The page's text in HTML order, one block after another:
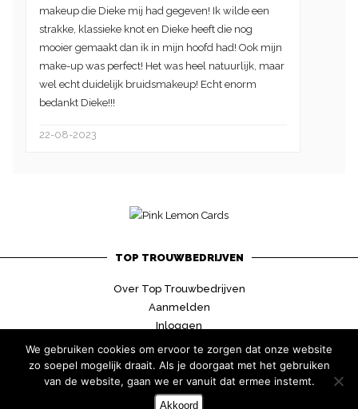
makeup die Dieke mij had gegeven! Ik wilde een
strakke, klassieke knot en Dieke heeft die nog
mooier gemaakt dan ik in mijn hoofd had! Ook mijn
make-up was perfect! Het was heel natuurlijk, maar
wel echt duidelijk bruidsmakeup! Echt enorm
bedankt Dieke!!!
22-08-2023
TOP TROUWBEDRIJVEN
Over Top Trouwbedrijven
Aanmelden
Inloggen
Contact
We gebruiken cookies om ervoor te zorgen dat onze website
zo soepel mogelijk draait. Als je doorgaat met het gebruiken
van de website, gaan we er vanuit dat ermee instemt.
Akkoord